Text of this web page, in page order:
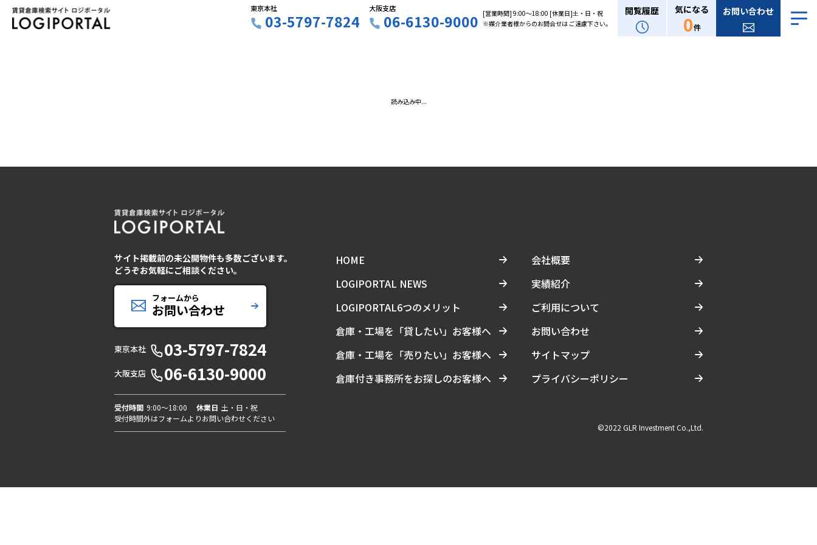
東京本社
03-5797-7824
大阪支店
06-6130-9000 [営業時間] 9:00〜18:00 [休業日]土・日・祝
※媒介業者様からのお問合せは ご遠慮下さい。
閲覧履歴 気になる
0件
お問い合わせ
読み込み中...
サイト掲載前の未公開物件も多数ございます。
どうぞお気軽にご相談ください。
フォームから
お問い合わせ
東京本社 03-5797-7824
大阪支店 06-6130-9000
受付時間 9:00〜18:00 休業日 土・日・祝
受付時間外はフォームよりお問い合わせください
HOME
LOGIPORTAL NEWS
LOGIPORTAL6つのメリット
倉庫・工場を「貸したい」お客様へ
倉庫・工場を「売りたい」お客様へ
倉庫付き事務所をお探しのお客様へ
会社概要
実績紹介
ご利用について
お問い合わせ
サイトマップ
プライバシーポリシー
©2022 GLR Investment Co.,Ltd.